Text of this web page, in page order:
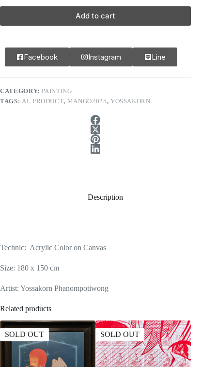
Add to cart
Facebook Instagram Line
CATEGORY: PAINTING
TAGS: AL PRODUCT, MANGO2025, YOSSAKORN
Description
Technic: Acrylic Color on Canvas
Size: 180 x 150 cm
Artist: Yossakorn Phanompotiwong
Related products
SOLD OUT SOLD OUT